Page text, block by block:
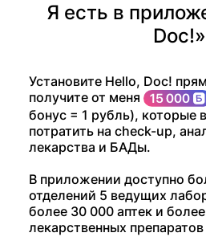
Я есть в
Doc!»
Установите Hello, Doc!
получите от меня
бонус = 1 рубль), которые
потратить на check-up,
лекарства и БАДы.
В приложении доступно
отделений 5 ведущих
более 30 000 аптек и
лекарственных